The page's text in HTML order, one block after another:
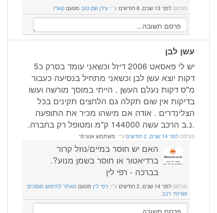
פורסם לפני 13 שנים, 8 חודשים ע"י: עידן שם טוב מטעם קארז
עשן לבן
יש לי פאסאט 2006 דיזל וכשאני עומד בסרק כ5
דקות יוצא עשן לבן וכשאני מתחיל בנסיעה כעבור
מ"ס דקות נעלם העשן . הייתי במוסך מורשה ועשו
בדיקות אין שום תקלה גם הלחצים תקינים בכל
הצלינדרים . אודה אם מישהו מכיר את התופעה
.נ.ב הרכב עשה 144000 ק"מ ומטופל רק בחברה.
פורסם לפני 14 שנים, 2 חודשים ע"י: משתמש אנונימי
האם יש חוסר במיים/נוזל קרור
ברדיאטור או חוסר בשמן מנוע?.
בברכה - רפי לין
פורסם לפני 14 שנים, 2 חודשים ע"י: רפי לין מטעם האתר לחיפוש מוסכים
ושרותי רכב